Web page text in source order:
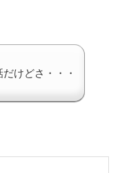
けどさ・・・